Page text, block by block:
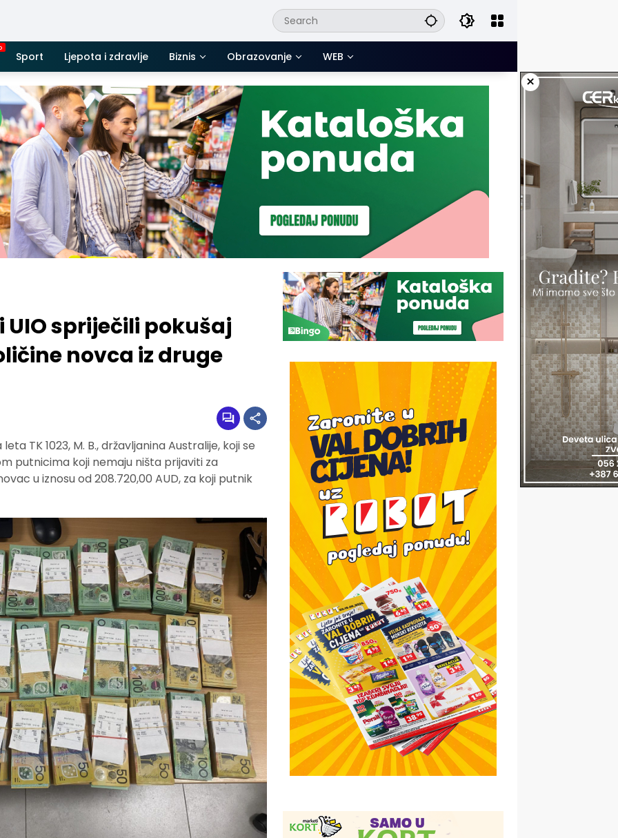
Sport Ljepota i zdravlje Biznis Obrazovanje WEB
×
spriječili pokušaj
novca iz druge
TK 1023, M. B., državljanina Australije, koji se
putnicima koji nemaju ništa prijaviti za
u iznosu od 208.720,00 AUD, za koji putnik